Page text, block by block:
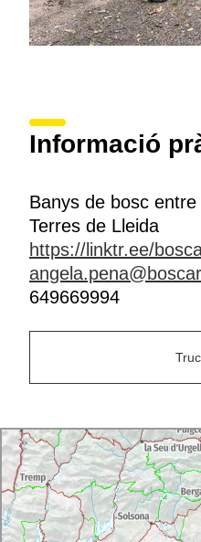
Informació
Banys de bosc
Terres de Lleida
https://linktr.ee/
649669994